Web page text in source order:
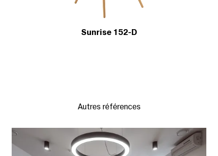
Sunrise 152-D
Autres références